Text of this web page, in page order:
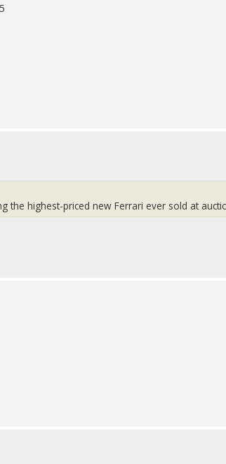
the highest-priced new Ferrari ever sold at